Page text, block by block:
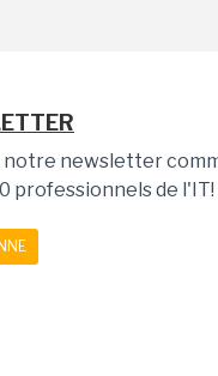
notre newsletter
professionnels de l'IT!